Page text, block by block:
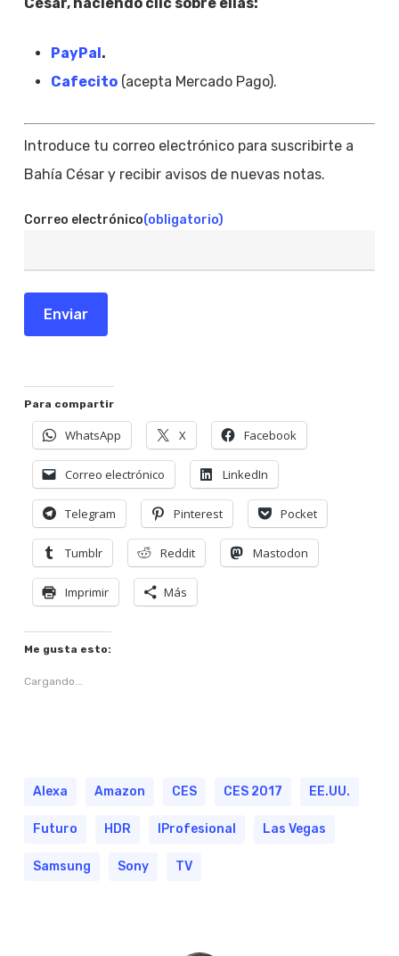
PayPal.
Cafecito(acepta Mercado Pago).
Introduce tu correo electrónico para suscribirte a
Bahía César y recibir avisos de nuevas notas.
Correo electrónico(obligatorio)
Enviar
Para compartir
WhatsApp X Facebook
Correo electrónico LinkedIn
Telegram Pinterest Pocket
Tumblr Reddit Mastodon
Imprimir Más
Me gusta esto:
Cargando...
Alexa Amazon CES CES 2017 EE.UU.
Futuro HDR IProfesional Las Vegas
Samsung Sony TV